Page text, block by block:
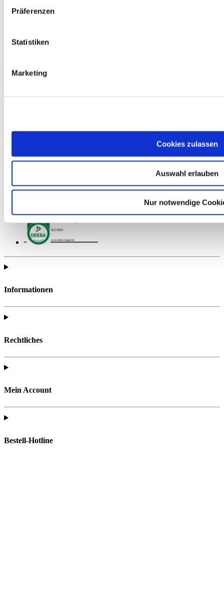
Präferenzen
Statistiken
Marketing
Cookies zulassen
Auswahl erlauben
Nur notwendige
Kostenlos
0,00 €
Hier finden Sie alle wichtigen Materialien zur gezielten
Informationen
Rechtliches
Mein Account
Bestell-Hotline